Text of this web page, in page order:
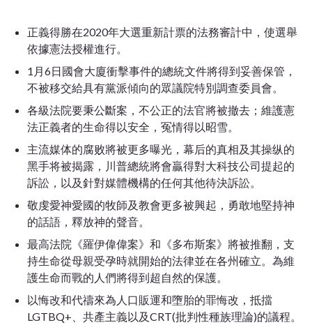
正義得勝在2020年大選重新計票的法務審計中，使選舉
依據憲法授權進行。
1月6日國會大廈衝擊事件的總統文件將得到妥善保管，
不被移交給具有黨派傾向的眾議院特別調查委員會。
各級法院要秉公斷案，不公正的法官將被撤去；維護憲
法正義者的生命得以安全，冤情得以昭雪。
主流媒体的腐败將被更多曝光，幕后的真相及其操纵的
黑手将被揭露，川普總統將會贏得對大科技公司提起的
訴訟，以及針對媒體機構的任何其他待決訴訟。
敬虔愛神愛國的牧師及教會更多被興起，勇敢地堅持神
的話語，釋放神的聲音。
最高法院 《羅伊偉偉案》 和 《多布斯案》 將被推翻，支
持生命從母親受孕時就開始的法律並在各州確立。為維
護生命而戰的人們將得到超自然的保護。
以悔改和代禱來為人口販運和墮胎的罪悔改，抵擋
LGTBQ+、共產主義以及CRT(批判性種族理論)的議程。